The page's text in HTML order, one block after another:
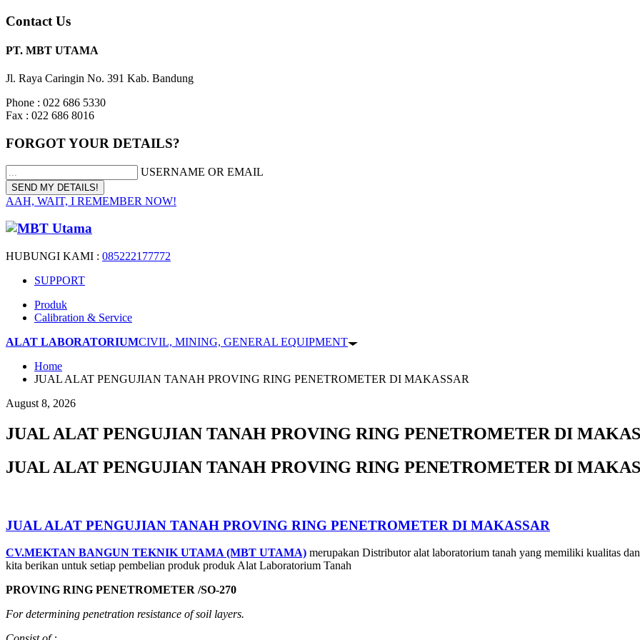
Contact Us
PT. MBT UTAMA
Jl. Raya Caringin No. 391 Kab. Bandung
Phone : 022 686 5330
Fax : 022 686 8016
FORGOT YOUR DETAILS?
USERNAME OR EMAIL
AAH, WAIT, I REMEMBER NOW!
HUBUNGI KAMI : 085222177772
SUPPORT
Produk
Calibration & Service
ALAT LABORATORIUMCIVIL, MINING, GENERAL EQUIPMENT
Home
JUAL ALAT PENGUJIAN TANAH PROVING RING PENETROMETER DI MAKASSAR
August 8, 2026
JUAL ALAT PENGUJIAN TANAH PROVING RING PENETROMETER DI
JUAL ALAT PENGUJIAN TANAH PROVING RING PENETROMETER DI
JUAL ALAT PENGUJIAN TANAH PROVING RING PENETROMETER DI MAKASSAR
CV.MEKTAN BANGUN TEKNIK UTAMA (MBT UTAMA) merupakan Distributor alat laboratorium tanah yang memiliki kualitas
kita berikan untuk setiap pembelian produk produk Alat Laboratorium Tanah
PROVING RING PENETROMETER /SO-270
For determining penetration resistance of soil layers.